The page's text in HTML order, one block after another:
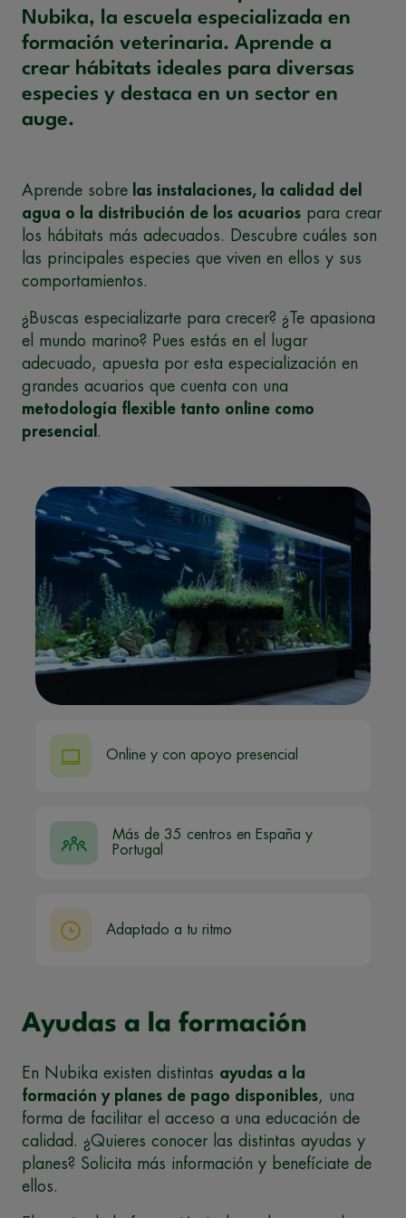
Nubika, la escuela especializada en
formación veterinaria. Aprende a
crear hábitats ideales para diversas
especies y destaca en un sector en
auge.
Aprende sobre las instalaciones, la calidad del
agua o la distribución de los acuarios para crear
los hábitats más adecuados. Descubre cuáles son
las principales especies que viven en ellos y sus
comportamientos.
¿Buscas especializarte para crecer? ¿Te apasiona
el mundo marino? Pues estás en el lugar
adecuado, apuesta por esta especialización en
grandes acuarios que cuenta con una
metodología flexible tanto online como
presencial .
Online y con apoyo presencial
Más de 35 centros en España y
Portugal
Adaptado a tu ritmo
Ayudas a la formación
En Nubika existen distintas ayudas a la
formación y planes de pago disponibles, una
forma de facilitar el acceso a una educación de
calidad. ¿Quieres conocer las distintas ayudas y
planes? Solicita más información y benefíciate de
ellos.